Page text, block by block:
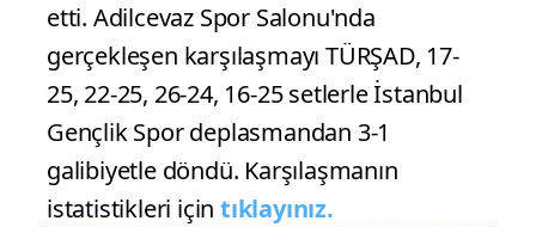
etti. Adilcevaz Spor Salonu'nda
gerçekleşen karşılaşmayı TÜRŞAD, 17-
25, 22-25, 26-24, 16-25 setlerle İstanbul
Gençlik Spor deplasmandan 3-1
galibiyetle döndü. Karşılaşmanın
istatistikleri içintıklayınız.